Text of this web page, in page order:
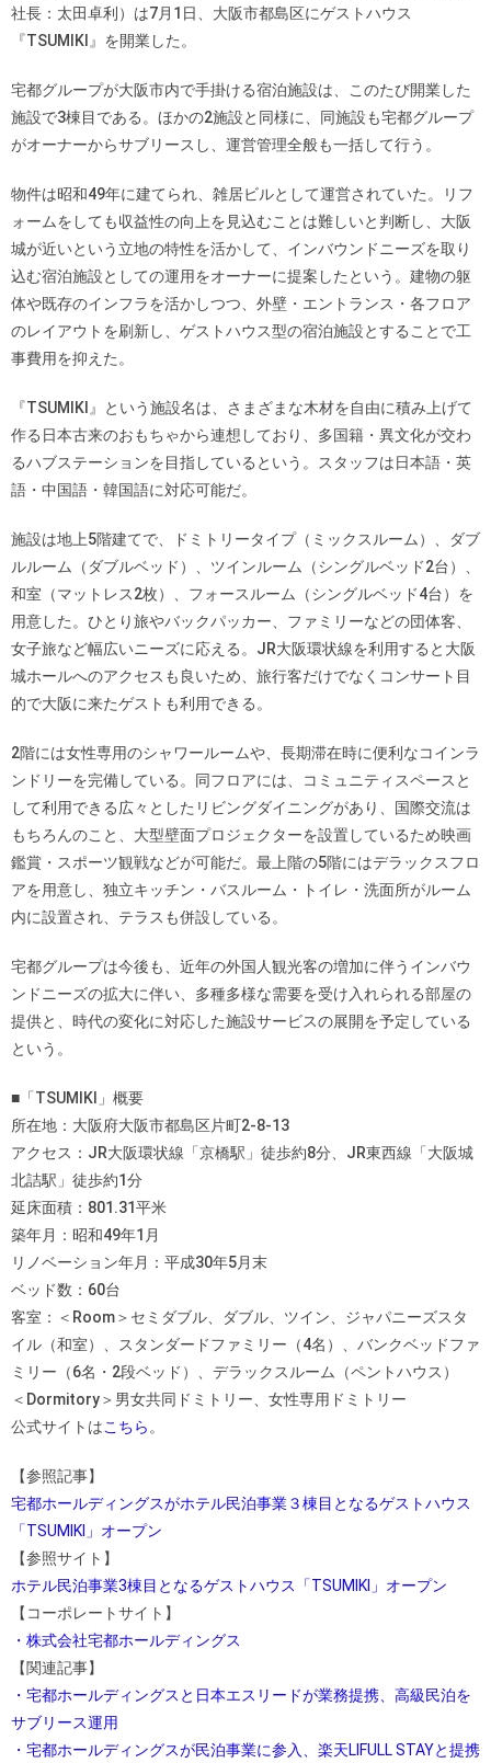
社長：太田卓利）は7月1日、大阪市都島区にゲストハウス
『TSUMIKI』を開業した。
宅都グループが大阪市内で手掛ける宿泊施設は、このたび開業した
施設で3棟目である。ほかの2施設と同様に、同施設も宅都グループ
がオーナーからサブリースし、運営管理全般も一括して行う。
物件は昭和49年に建てられ、雑居ビルとして運営されていた。リフ
ォームをしても収益性の向上を見込むことは難しいと判断し、大阪
城が近いという立地の特性を活かして、インバウンドニーズを取り
込む宿泊施設としての運用をオーナーに提案したという。建物の躯
体や既存のインフラを活かしつつ、外壁・エントランス・各フロア
のレイアウトを刷新し、ゲストハウス型の宿泊施設とすることで工
事費用を抑えた。
『TSUMIKI』という施設名は、さまざまな木材を自由に積み上げて
作る日本古来のおもちゃから連想しており、多国籍・異文化が交わ
るハブステーションを目指しているという。スタッフは日本語・英
語・中国語・韓国語に対応可能だ。
施設は地上5階建てで、ドミトリータイプ（ミックスルーム）、ダブ
ルルーム（ダブルベッド）、ツインルーム（シングルベッド2台）、
和室（マットレス2枚）、フォースルーム（シングルベッド4台）を
用意した。ひとり旅やバックパッカー、ファミリーなどの団体客、
女子旅など幅広いニーズに応える。JR大阪環状線を利用すると大阪
城ホールへのアクセスも良いため、旅行客だけでなくコンサート目
的で大阪に来たゲストも利用できる。
2階には女性専用のシャワールームや、長期滞在時に便利なコインラ
ンドリーを完備している。同フロアには、コミュニティスペースと
して利用できる広々としたリビングダイニングがあり、国際交流は
もちろんのこと、大型壁面プロジェクターを設置しているため映画
鑑賞・スポーツ観戦などが可能だ。最上階の5階にはデラックスフロ
アを用意し、独立キッチン・バスルーム・トイレ・洗面所がルーム
内に設置され、テラスも併設している。
宅都グループは今後も、近年の外国人観光客の増加に伴うインバウ
ンドニーズの拡大に伴い、多種多様な需要を受け入れられる部屋の
提供と、時代の変化に対応した施設サービスの展開を予定している
という。
■「TSUMIKI」概要
所在地：大阪府大阪市都島区片町2-8-13
アクセス：JR大阪環状線「京橋駅」徒歩約8分、JR東西線「大阪城
北詰駅」徒歩約1分
延床面積：801.31平米
築年月：昭和49年1月
リノベーション年月：平成30年5月末
ベッド数：60台
客室：＜Room＞セミダブル、ダブル、ツイン、ジャパニーズスタ
イル（和室）、スタンダードファミリー（4名）、バンクベッドファ
ミリー（6名・2段ベッド）、デラックスルーム（ペントハウス）
＜Dormitory＞男女共同ドミトリー、女性専用ドミトリー
公式サイトはこちら 。
【参照記事】
宅都ホールディングスがホテル民泊事業３棟目となるゲストハウス
「TSUMIKI」オープン
【参照サイト】
ホテル民泊事業3棟目となるゲストハウス「TSUMIKI」オープン
【コーポレートサイト】
・株式会社宅都ホールディングス
【関連記事】
・宅都ホールディングスと日本エスリードが業務提携、高級民泊を
サブリース運用
・宅都ホールディングスが民泊事業に参入、楽天LIFULL STAYと提携